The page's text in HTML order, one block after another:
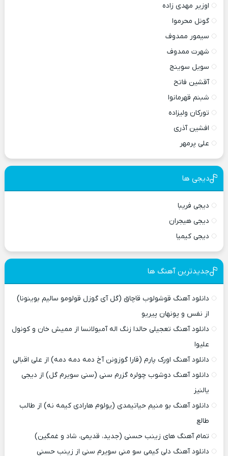
اوزیر مهدی زاده
گونل محرموا
سیمور ممدوف
شهرت ممدوف
سویل سوینج
آقشین فاتح
شبنم قهرمانوا
تورکان ولیزاده
افشین آذری
علی پرمهر
دیجی ها
دیجی فریبا
دیجی هیجران
دیجی کیمیا
جدیدترین آهنگ ها
دانلود آهنگ قوشولوب قاچاق (گل آی گوزل قولومو سالیم بوینونا)
از نفس و پونهان پیریو
دانلود آهنگ تعجیلی حالدا زنگ اله آمبولانسا از ممیش خان و کونول
علیوا
دانلود آهنگ اورک پارم (قارا گوزونن آخ دمه دمه دمه) از علی اقبالی
دانلود آهنگ دوشوب چولره گزرم سنی (سنی سویرم گل) از دیجی
یالنیز
دانلود آهنگ بو منیم حیاتیمدی (یولوم هارادی کیمه نه) از طالب
طالع
تمام آهنگ های زینب حسنی (جدید، قدیمی، شاد و غمگین)
دانلود آهنگ دلی کیمی سو منی سویرم سنی از زینب حسنی